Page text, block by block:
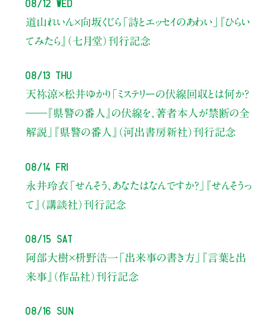
道山れいん×向坂くじら 「詩とエッセイのあわい」
『ひらい
てみたら』（七月堂）刊行記念
08/13 Thu
天祢涼×松井ゆかり 「ミステリーの伏線回収とは何か？
――『県警の番人』の伏線を、著者本人が禁断の全
解説」
『県警の番人』（河出書房新社）刊行記念
08/14 Fri
永井玲衣 「せんそう、あなたはなんですか？」
『せんそうっ
て』（講談社）刊行記念
08/15 Sat
阿部大樹×枡野浩一 「出来事の書き方」
『言葉と出
来事』（作品社）刊行記念
08/16 Sun